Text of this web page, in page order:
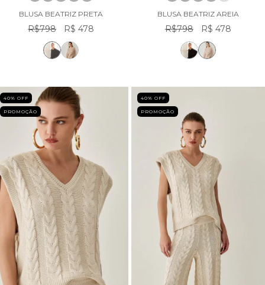
BLUSA BEATRIZ PRETA
R$798 R$ 478
BLUSA BEATRIZ AREIA
R$798 R$ 478
40% OFF
PROMOÇÃO
40% OFF
PROMOÇÃO